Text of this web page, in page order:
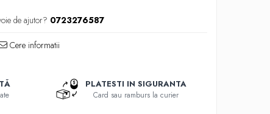
de ajutor? 0723276587
Cere informatii
PLATESTI IN SIGURANTA
Card sau ramburs la curier